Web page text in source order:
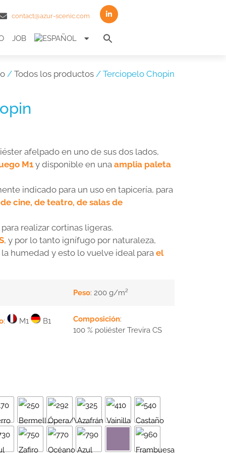
contact@azur-scenic.com
JOB
/ Todos los productos / Terciopelo Chopin
afelpado en uno de sus dos lados,
M1y disponible en una amplia paleta
indicado para un uso en tapicería, para
cine, de teatro, de salas de
realizar cortinas ligeras.
, y por lo tanto ignífugo por naturaleza,
humedad y esto lo vuelve ideal para el
Peso: 200 g/m²
: M1 B1 Composición:
100 % poliéster Trevira CS